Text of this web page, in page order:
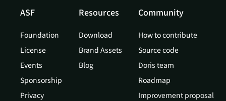
ASF
Foundation
License
Events
Sponsorship
Privacy
Resources
Download
Brand Assets
Blog
Community
How to contribute
Source code
Doris team
Roadmap
Improvement proposal